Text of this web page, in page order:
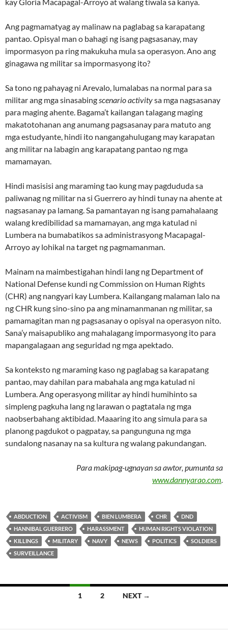
Ang pagmamatyag ay malinaw na paglabag sa karapatang
pantao. Opisyal man o bahagi ng isang pagsasanay, may
impormasyon pa ring makukuha mula sa operasyon. Ano ang
ginagawa ng militar sa impormasyong ito?
Sa tono ng pahayag ni Arevalo, lumalabas na normal para sa
militar ang mga sinasabingscenario activitysa mga nagsasanay
para maging ahente. Bagama’t kailangan talagang maging
makatotohanan ang anumang pagsasanay para matuto ang
mga estudyante, hindi ito nangangahulugang may karapatan
ang militar na labagin ang karapatang pantao ng mga
mamamayan.
Hindi masisisi ang maraming tao kung may pagdududa sa
paliwanag ng militar na si Guerrero ay hindi tunay na ahente at
nagsasanay pa lamang. Sa pamantayan ng isang pamahalaang
walang kredibilidad sa mamamayan, ang mga katulad ni
Lumbera na bumabatikos sa administrasyong Macapagal-
Arroyo ay lohikal na target ng pagmamanman.
Mainam na maimbestigahan hindi lang ng Department of
National Defense kundi ng Commission on Human Rights
(CHR) ang nangyari kay Lumbera. Kailangang malaman lalo na
ng CHR kung sino-sino pa ang minamanmanan ng militar, sa
pamamagitan man ng pagsasanay o opisyal na operasyon nito.
Sana’y maisapubliko ang mahalagang impormasyong ito para
mapangalagaan ang seguridad ng mga apektado.
Sa konteksto ng maraming kaso ng paglabag sa karapatang
pantao, may dahilan para mabahala ang mga katulad ni
Lumbera. Ang operasyong militar ay hindi humihinto sa
simpleng pagkuha lang ng larawan o pagtatala ng mga
naobserbahang aktibidad. Maaaring ito ang simula para sa
planong pagdukot o pagpatay, sa pangunguna ng mga
sundalong nasanay na sa kultura ng walang pakundangan.
Para makipag-ugnayan sa awtor, pumunta sa
www.dannyarao.com.
ABDUCTION ACTIVISM BIEN LUMBERA CHR
DND
HANNIBAL GUERRERO
HARASSMENT
HUMAN RIGHTS VIOLATION
KILLINGS
MILITARY NAVY NEWS POLITICS
SOLDIERS
SURVEILLANCE
1 2 NEXT →